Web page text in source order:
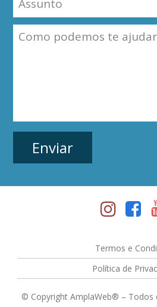
Termos e
Política de
© Copyright AmplaWeb® – Todos